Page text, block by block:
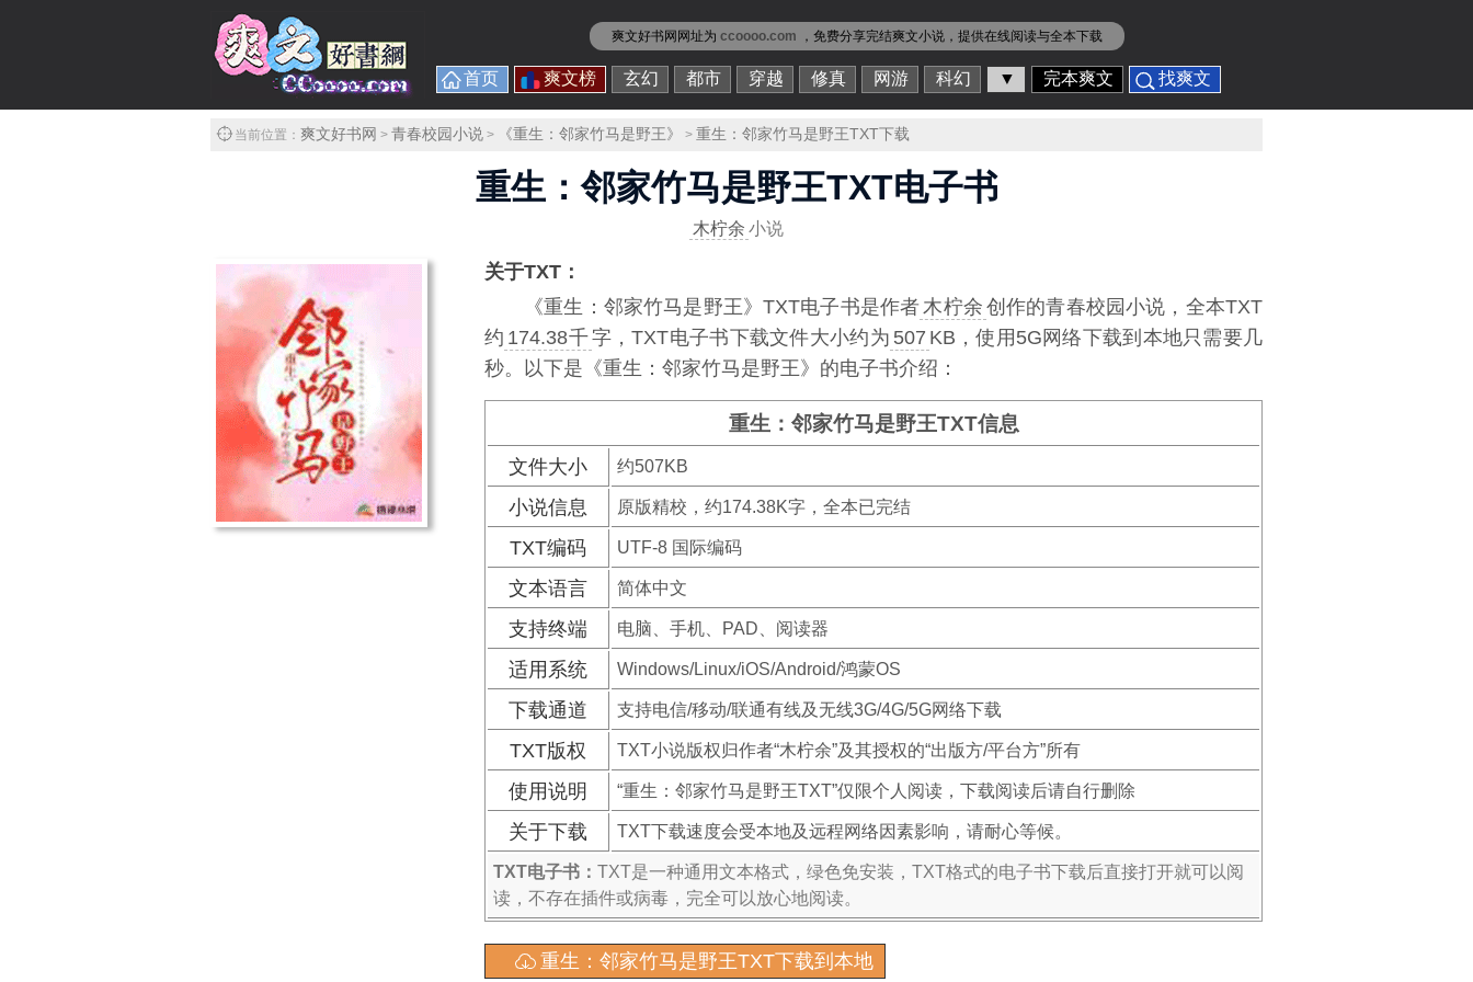
爽文好书网网址为 ccoooo.com ，免费分享完结爽文小说 ，提供在线阅读与全本下载
首页 爽文榜 玄幻 都市 穿越 修真 网游 科幻 ▼ 完本爽文 找爽文
当前位置： 爽文好书网 > 青春校园小说 > 《重生：邻家竹马是野王》 > 重生：邻家竹马是野王TXT下载
重生：邻家竹马是野王TXT电子书
木柠余 小说
关于TXT：
《重生：邻家竹马是野王》TXT电子书是作者木柠余 创作的青春校园小说，全本TXT
约 174.38千字，TXT电子书下载文件大小约为 507 KB，使用5G网络下载到本地只需要几
秒。以下是《重生：邻家竹马是野王》的电子书介绍：
重生：邻家竹马是野王TXT信息
文件大小 约507KB
小说信息 原版精校，约174.38K字，全本已完结
TXT编码 UTF-8 国际编码
文本语言 简体中文
支持终端 电脑、手机、PAD、阅读器
适用系统 Windows/Linux/iOS/Android/鸿蒙OS
下载通道 支持电信/移动/联通有线及无线3G/4G/5G网络下载
TXT版权 TXT小说版权归作者“木柠余”及其授权的“出版方/平台方”所有
使用说明 “重生：邻家竹马是野王TXT”仅限个人阅读，下载阅读后请自行删除
关于下载 TXT下载速度会受本地及远程网络因素影响，请耐心等候。
TXT电子书： TXT是一种通用文本格式，绿色免安装，TXT格式的电子书下载后直接打开就可以阅
读，不存在插件或病毒，完全可以放心地阅读。
重生：邻家竹马是野王TXT下载到本地